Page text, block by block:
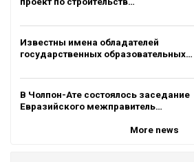
Известны имена обладателей
государственных образовательных…
В Чолпон-Ате состоялось заседание
Евразийского межправитель…
More news